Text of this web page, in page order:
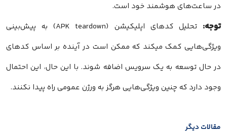
در ساعت‌های هوشمند خود است.
توجه:
تحلیل کدهای اپلیکیشن (APK teardown) به پیش‌بینی
ویژگی‌هایی کمک میکند که ممکن است در آینده بر اساس کدهای
در حال توسعه به یک سرویس اضافه شوند. با این حال، این احتمال
وجود دارد که چنین ویژگی‌هایی هرگز به ورژن عمومی راه پیدا نکنند.
مقالات دیگر